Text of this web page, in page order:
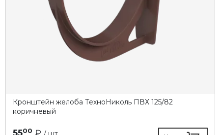
Кронштейн желоба ТехноНиколь ПВХ 125/82
коричневый
00